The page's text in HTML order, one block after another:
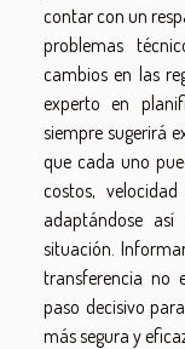
contar con un
problemas
cambios en las
experto en
siempre sugerirá
que cada uno
costos,
adaptándose
situación.
transferencia no
paso decisivo
más segura y